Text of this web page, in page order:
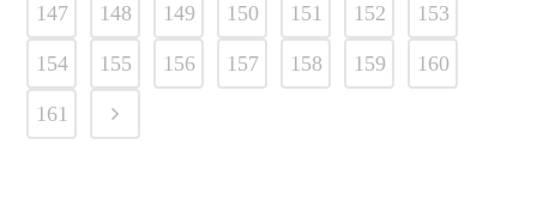
147 148 149 150 151 152 153
154 155 156 157 158 159 160
161